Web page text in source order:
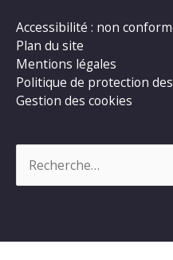
Accessibilité : non
Plan du site
Mentions légales
Politique de protection
Gestion des cookies